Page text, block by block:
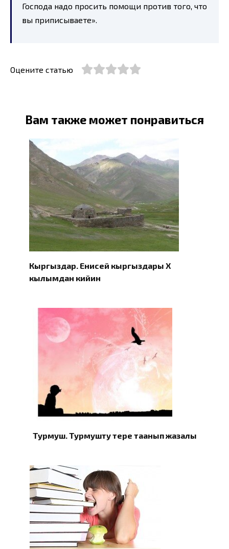
Господа надо просить помощи против того, что
вы приписываете».
Оцените статью
Вам также может понравиться
Кыргыздар. Eнисей кыргыздары X
кылымдан кийин
Турмуш. Турмушту терең таанып жазалы